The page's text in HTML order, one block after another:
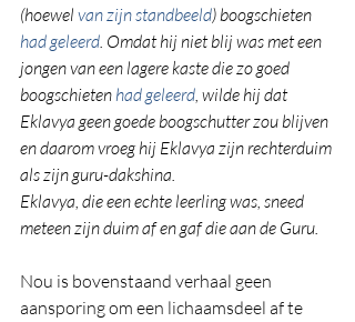
(hoewel van zijn standbeeld) boogschieten
had geleerd. Omdat hij niet blij was met een
jongen van een lagere kaste die zo goed
boogschieten had geleerd, wilde hij dat
Eklavya geen goede boogschutter zou blijven
en daarom vroeg hij Eklavya zijn rechterduim
als zijn guru-dakshina.
Eklavya, die een echte leerling was, sneed
meteen zijn duim af en gaf die aan de Guru.
Nou is bovenstaand verhaal geen
aansporing om een lichaamsdeel af te